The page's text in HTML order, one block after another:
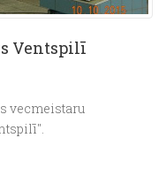
Ventspilī
vecmeistaru